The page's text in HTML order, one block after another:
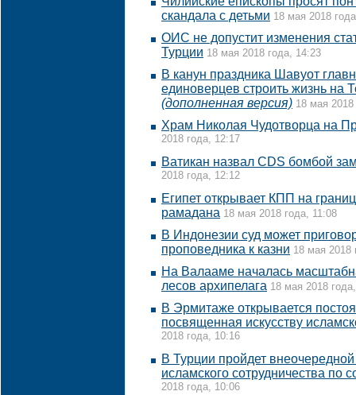
скандала с детьми 18 мая 2018
ОИС не допустит изменения
Турции 18 мая 2018 года, 14:23
В канун праздника Шавуот
единоверцев строить жизнь на
(дополненная версия) 18 мая
Храм Николая Чудотворца на
2018 года, 12:17
Ватикан назвал CDS бомбой
2018 года, 12:12
Египет открывает КПП на
рамадана 18 мая 2018 года, 11:08
В Индонезии суд может
проповедника к казни 18 мая 2018
На Валааме началась
лесов архипелага 18 мая 2018
В Эрмитаже открывается
посвященная искусству
2018 года, 10:16
В Турции пройдет
исламского сотрудничества по
2018 года, 10:06